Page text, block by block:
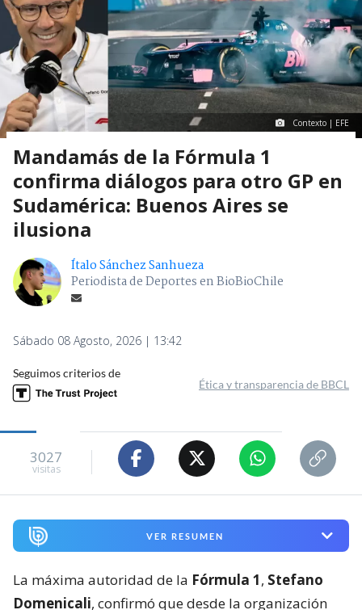
Contexto | EFE
Mandamás de la Fórmula 1
confirma diálogos para otro GP en
Sudamérica: Buenos Aires se
ilusiona
Ítalo Sánchez Sanhueza
Periodista de Deportes en BioBioChile
Sábado 08 Agosto, 2026 | 13:42
Seguimos criterios de
Ética y transparencia de BBCL
3027
visitas
VER RESUMEN
La máxima autoridad de la Fórmula 1, Stefano
Domenicali, confirmó que desde la organización